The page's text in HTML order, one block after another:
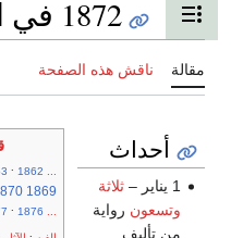
تبديل عرض جدول
1872 في الأدب
مقالة ناقش هذه الصفحة
...
1862
1869
...
1876
أحداث
1 يناير –
ثلاثة
وتسعون رواية
من تأليف